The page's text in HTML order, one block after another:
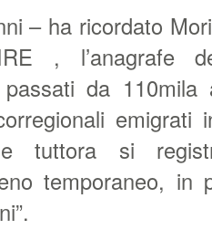
– ha ricordato
, l’anagrafe
passati da
emigrati
tuttora si
temporaneo, in